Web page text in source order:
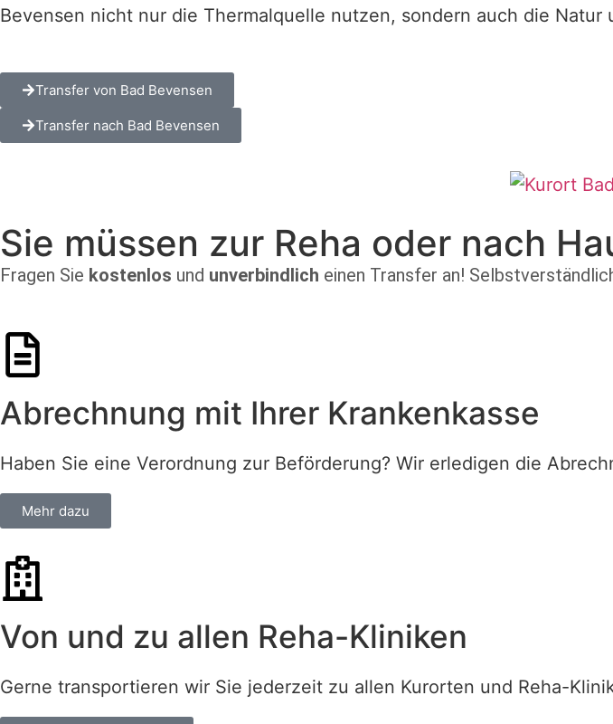
Bevensen nicht nur die Thermalquelle nutzen, sondern auch die Natur
Transfer von Bad Bevensen
Transfer nach Bad Bevensen
Sie müssen zur Reha oder nach
Fragen Sie kostenlos und unverbindlich einen Transfer an!
Ab­rechnung mit Ihrer Kranken­kasse
Haben Sie eine Verordnung zur Beförderung? Wir erledigen die
Mehr dazu
Von und zu allen Reha-Kliniken
Gerne transportieren wir Sie jederzeit zu allen Kurorten und Reha-